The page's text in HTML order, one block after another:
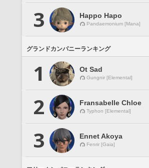
3 Happo Hapo
Pandaemonium [Mana]
グランドカンパニーランキング
1 Ot Sad
Gungnir [Elemental]
2 Fransabelle Chloe
Typhon [Elemental]
3 Ennet Akoya
Fenrir [Gaia]